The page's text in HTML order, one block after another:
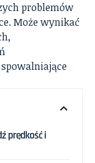
problemów
Może wynikać
prędkość i